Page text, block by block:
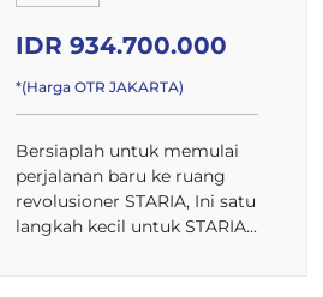
IDR 934.700.000
*(Harga OTR JAKARTA)
Bersiaplah untuk memulai
perjalanan baru ke ruang
revolusioner STARIA, Ini satu
langkah kecil untuk STARIA...